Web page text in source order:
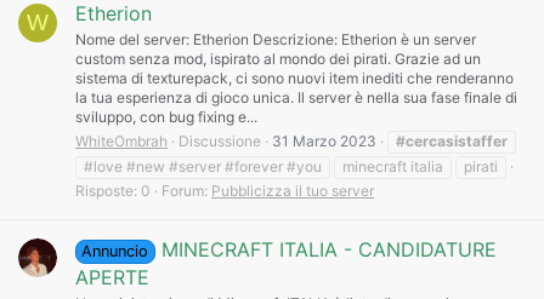
W Etherion
Nome del server: Etherion Descrizione: Etherion è un server
custom senza mod, ispirato al mondo dei pirati. Grazie ad un
sistema di texturepack, ci sono nuovi item inediti che renderanno
la tua esperienza di gioco unica. Il server è nella sua fase finale di
sviluppo, con bug fixing e...
WhiteOmbrah
Discussione 31 Marzo 2023
#cercasistaffer
#love #new #server #forever #you
minecraft italia
pirati
Risposte: 0
Forum: Pubblicizza il tuo server
Annuncio
MINECRAFT ITALIA - CANDIDATURE
APERTE